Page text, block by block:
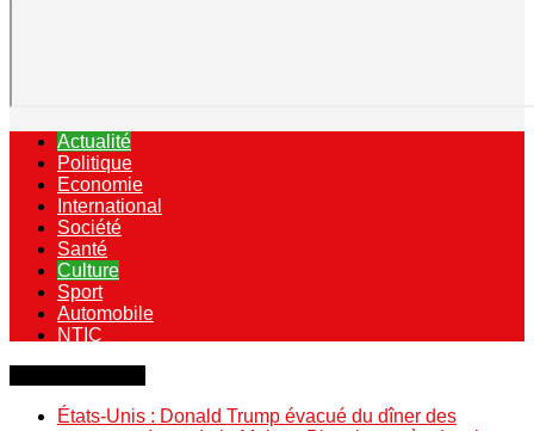
Actualité
Politique
Economie
International
Société
Santé
Culture
Sport
Automobile
NTIC
États-Unis : Donald Trump évacué du dîner des